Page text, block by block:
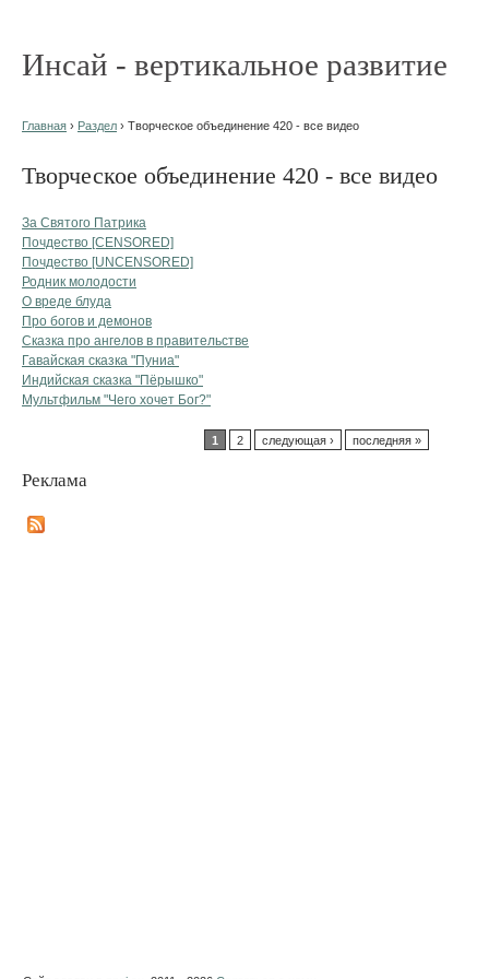
Инсай - вертикальное развитие
Главная › Раздел › Творческое объединение 420 - все видео
Творческое объединение 420 - все видео
За Святого Патрика
Почдество [CENSORED]
Почдество [UNCENSORED]
Родник молодости
О вреде блуда
Про богов и демонов
Сказка про ангелов в правительстве
Гавайская сказка "Пуниа"
Индийская сказка "Пёрышко"
Мультфильм "Чего хочет Бог?"
1 2 следующая › последняя »
Реклама